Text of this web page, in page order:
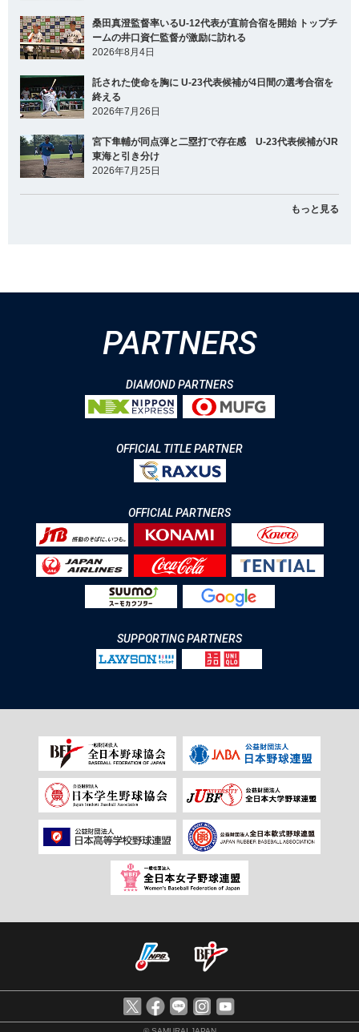
桑田真澄監督率いるU-12代表が直前合宿を開始 トップチ
ームの井口資仁監督が激励に訪れる
2026年8月4日
託された使命を胸に U-23代表候補が4日間の選考合宿を
終える
2026年7月26日
宮下隼輔が同点弾と二塁打で存在感 U-23代表候補がJR
東海と引き分け
2026年7月25日
もっと見る
PARTNERS
DIAMOND PARTNERS
OFFICIAL TITLE PARTNER
OFFICIAL PARTNERS
SUPPORTING PARTNERS